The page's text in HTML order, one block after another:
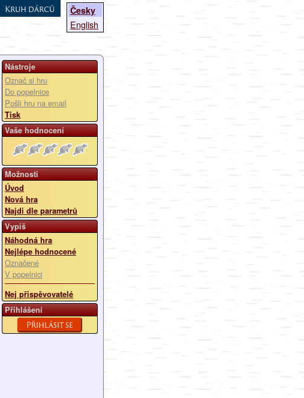
Česky
English
Kruh dárců
Nástroje
Označ si hru
Do popelnice
Pošli hru na email
Tisk
Vaše hodnocení
Možnosti
Úvod
Nová hra
Najdi dle parametrů
Vypiš
Náhodná hra
Nejlépe hodnocené
Označené
V popelnici
Nej přispěvovatelé
Přihlášení
Přihlásit se